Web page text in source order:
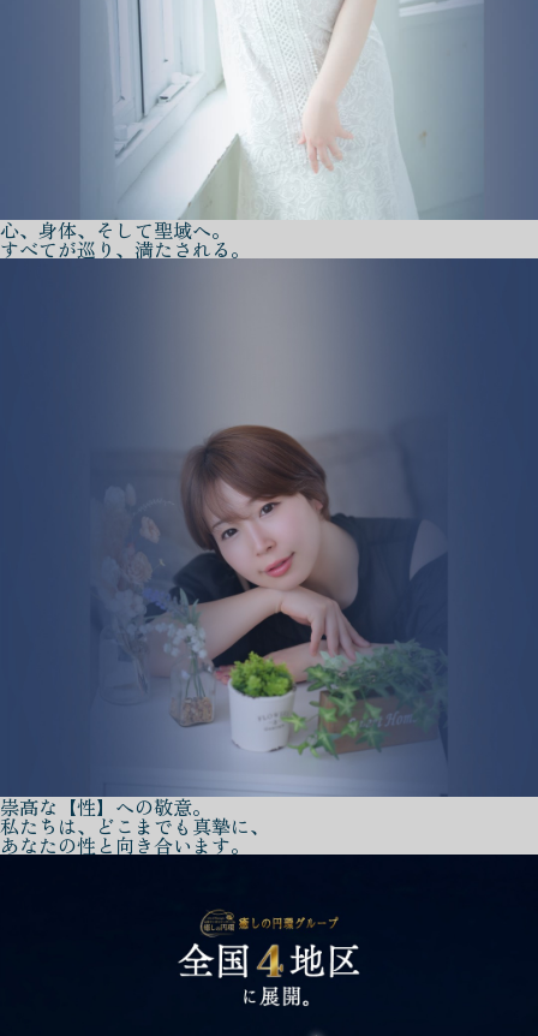
心、身体、そして聖域へ。
すべてが巡り、満たされる。
崇高な【性】への敬意。
私たちは、どこまでも真摯に、
あなたの性と向き合います。